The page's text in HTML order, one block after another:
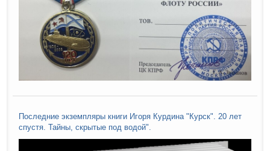
Последние экземпляры книги Игоря Курдина "Курск". 20 лет
спустя. Тайны, скрытые под водой".